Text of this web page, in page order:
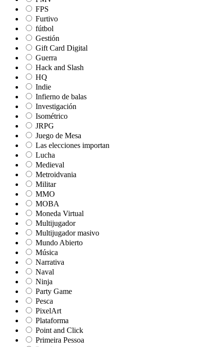
FPS
Furtivo
fútbol
Gestión
Gift Card Digital
Guerra
Hack and Slash
HQ
Indie
Infierno de balas
Investigación
Isométrico
JRPG
Juego de Mesa
Las elecciones importan
Lucha
Medieval
Metroidvania
Militar
MMO
MOBA
Moneda Virtual
Multijugador
Multijugador masivo
Mundo Abierto
Música
Narrativa
Naval
Ninja
Party Game
Pesca
PixelArt
Plataforma
Point and Click
Primeira Pessoa